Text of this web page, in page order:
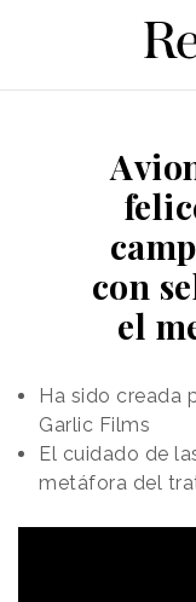
con
el
Ha sido creada
Garlic Films
El cuidado de
metáfora del